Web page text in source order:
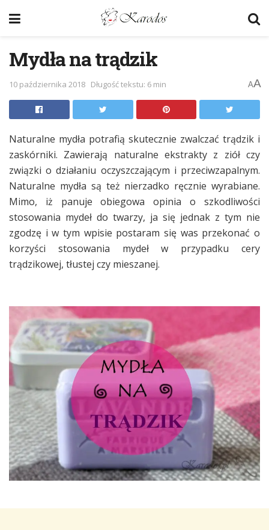
Mydła na trądzik
10 października 2018 Długość tekstu: 6 min AA
Naturalne mydła potrafią skutecznie zwalczać trądzik i
zaskórniki. Zawierają naturalne ekstrakty z ziół czy
związki o działaniu oczyszczającym i przeciwzapalnym.
Naturalne mydła są też nierzadko ręcznie wyrabiane.
Mimo, iż panuje obiegowa opinia o szkodliwości
stosowania mydeł do twarzy, ja się jednak z tym nie
zgodzę i w tym wpisie postaram się was przekonać o
korzyści stosowania mydeł w przypadku cery
trądzikowej, tłustej czy mieszanej.